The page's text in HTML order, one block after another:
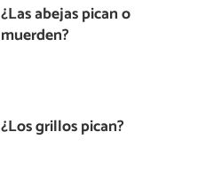
¿Las abejas pican o
muerden?
¿Los grillos pican?